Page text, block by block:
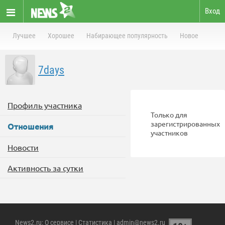
Вход
Лучшее Хорошее Набирающее популярность Новое
7days
Профиль участника
Отношения
Новости
Активность за сутки
Только для
зарегистрированных
участников
News2.ru: О сервисе | Статистика | admin@news2.ru